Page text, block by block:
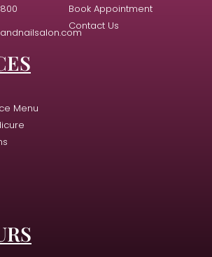
Book Appointment
Contact Us
Menu